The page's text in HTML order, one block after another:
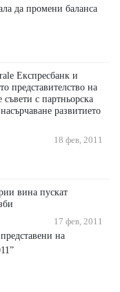
да промени баланса
Експресбанк и
представителство на
съвети с партньорска
развитието
18 фев, 2011
вина пускат
17 фев, 2011
на